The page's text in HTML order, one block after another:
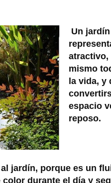
Un
atractivo,
mismo
la vida, y
espacio
reposo.
jardín, porque es un
durante el día y